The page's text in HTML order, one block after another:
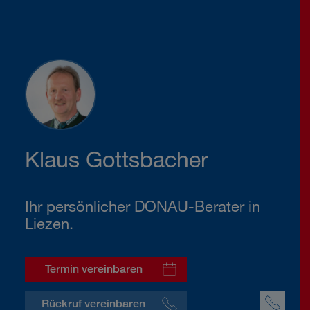
Klaus Gottsbacher
Ihr persönlicher DONAU-Berater in
Liezen.
Termin vereinbaren
Rückruf vereinbaren